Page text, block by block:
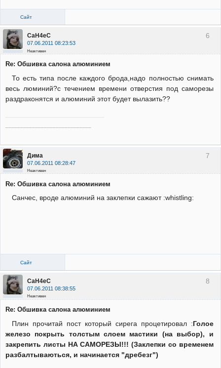
Сайт
6
CaH4eC
07.06.2011 08:23:53
Неактивен
Re: Обшивка салона алюминием
То есть типа после каждого брода,надо полностью снимать
весь люминий?с течением времени отверстия под саморезы
раздраконятся и алюминий этот будет вылазить??
7
Дима
07.06.2011 08:28:47
Неактивен
Re: Обшивка салона алюминием
Санчес, вроде алюминий на заклепки сажают :whistling:
Сайт
8
CaH4eC
07.06.2011 08:38:55
Неактивен
Re: Обшивка салона алюминием
Плин прочитай пост который сирега процетировал :Голое
железо покрыть толстым слоем мастики (на выбор), и
закрепить листы НА САМОРЕЗЫ!!! (Заклепки со временем
разбалтываються, и начинается "дребезг")